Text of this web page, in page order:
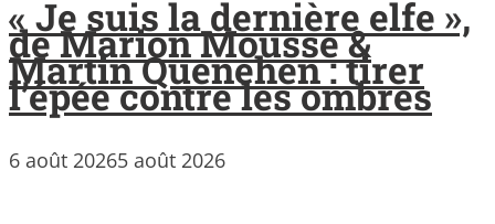
« Je suis la dernière elfe »,
de Marion Mousse &
Martin Quenehen : tirer
l’épée contre les ombres
6 août 20265 août 2026